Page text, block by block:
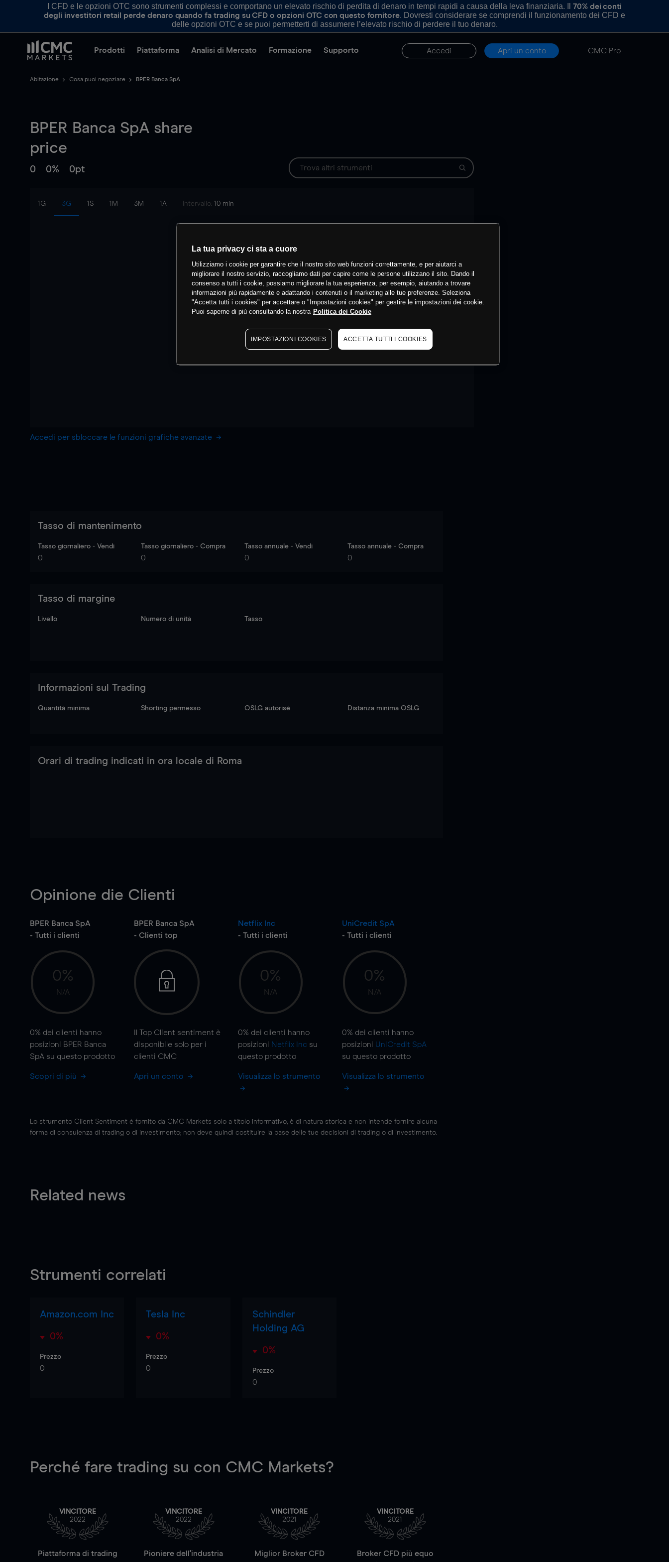
I CFD e le opzioni OTC sono strumenti complessi e comportano un elevato rischio di perdita di denaro in tempi rapidi a causa della leva finanziaria. Il 70% dei conti
degli investitori retail perde denaro quando fa trading su CFD o opzioni OTC con questo fornitore. Dovresti considerare se comprendi il funzionamento dei CFD e
delle opzioni OTC e se puoi permetterti di assumere l’elevato rischio di perdere il tuo denaro.
Prodotti Piattaforma Analisi di Mercato Formazione Supporto Accedi Apri un conto CMC Pro
Abitazione Cosa puoi negoziare BPER Banca SpA
BPER Banca SpA share
price
0 0% 0pt
1G 3G 1S 1M 3M 1A Intervallo: 10 min
Accedi per sbloccare le funzioni grafiche avanzate
Tasso di mantenimento
Tasso giornaliero - Vendi
0
Tasso giornaliero - Compra
0
Tasso annuale - Vendi
0
Tasso annuale - Compra
0
Tasso di margine
Livello Numero di unità Tasso
Informazioni sul Trading
Quantità minima Shorting permesso OSLG autorisé Distanza minima OSLG
Orari di trading indicati in ora locale di Roma
Opinione die Clienti
BPER Banca SpA
- Tutti i clienti
0%
N/A
0% dei clienti hanno
posizioni BPER Banca
SpA su questo prodotto
Scopri di più
BPER Banca SpA
- Clienti top
Il Top Client sentiment è
disponibile solo per i
clienti CMC
Apri un conto
Netflix Inc
- Tutti i clienti
0%
N/A
0% dei clienti hanno
posizioni Netflix Inc su
questo prodotto
Visualizza lo strumento
UniCredit SpA
- Tutti i clienti
0%
N/A
0% dei clienti hanno
posizioni UniCredit SpA
su questo prodotto
Visualizza lo strumento
Lo strumento Client Sentiment è fornito da CMC Markets solo a titolo informativo, è di natura storica e non intende fornire alcuna
forma di consulenza di trading o di investimento; non deve quindi costituire la base delle tue decisioni di trading o di investimento.
Related news
Strumenti correlati
Amazon.com Inc
0%
Prezzo
0
Tesla Inc
0%
Prezzo
0
Schindler
Holding AG
0%
Prezzo
0
Perché fare trading su con CMC Markets?
VINCITORE
2022
Piattaforma di trading
VINCITORE
2022
Pioniere dell'industria
VINCITORE
2021
Miglior Broker CFD
VINCITORE
2021
Broker CFD più equo
La tua privacy ci sta a cuore
Utilizziamo i cookie per garantire che il nostro sito web funzioni correttamente, e per aiutarci a
migliorare il nostro servizio, raccogliamo dati per capire come le persone utilizzano il sito. Dando il
consenso a tutti i cookie, possiamo migliorare la tua esperienza, per esempio, aiutando a trovare
informazioni più rapidamente e adattando i contenuti o il marketing alle tue preferenze. Seleziona
"Accetta tutti i cookies" per accettare o "Impostazioni cookies" per gestire le impostazioni dei cookie.
Puoi saperne di più consultando la nostra Politica dei Cookie
IMPOSTAZIONI COOKIES ACCETTA TUTTI I COOKIES